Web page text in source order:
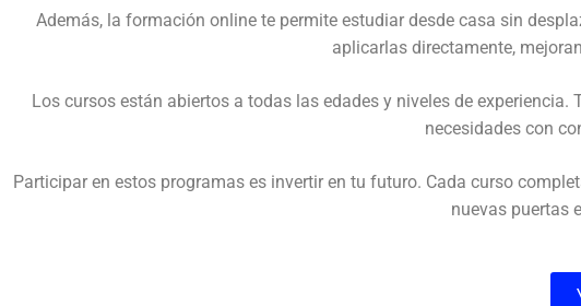
Además, la formación online te permite estudiar desde casa sin
aplicarlas directamente,
Los cursos están abiertos a todas las edades y niveles de
necesidades con
Participar en estos programas es invertir en tu futuro. Cada curso
nuevas puertas